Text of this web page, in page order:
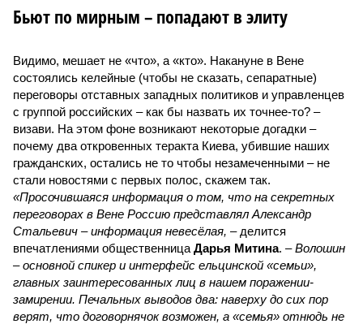
Бьют по мирным – попадают в элиту
Видимо, мешает не «что», а «кто». Накануне в Вене
состоялись келейные (чтобы не сказать, сепаратные)
переговоры отставных западных политиков и управленцев
с группой российских – как бы назвать их точнее-то? –
визави. На этом фоне возникают некоторые догадки –
почему два откровенных теракта Киева, убившие наших
гражданских, остались не то чтобы незамеченными – не
стали новостями с первых полос, скажем так.
«Просочившаяся информация о том, что на секретных
переговорах в Вене Россию представлял Александр
Стальевич – информация невесёлая, – делится
впечатлениями общественница Дарья Митина. –Волошин
– основной спикер и интерфейс ельцинской «семьи»,
главных заинтересованных лиц в нашем поражении-
замирении. Печальных выводов два: наверху до сих пор
верят, что договорнячок возможен, а «семья» отнюдь не